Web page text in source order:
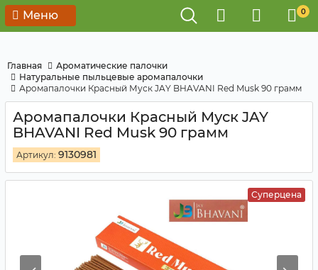
Меню 0
Главная
Ароматические палочки
Натуральные пыльцевые аромапалочки
Аромапалочки Красный Муск JAY BHAVANI Red Musk 90 грамм
Аромапалочки Красный Муск JAY
BHAVANI Red Musk 90 грамм
Артикул: 9130981
Суперцена